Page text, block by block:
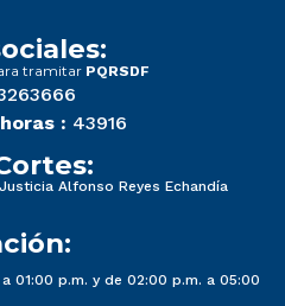
tramitar PQRSDF
: 43916
Alfonso Reyes Echandía
01:00 p.m. y de 02:00 p.m. a 05:00